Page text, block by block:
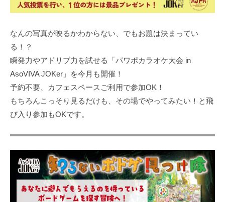
なんの写真が映るかわからない、でもお題は決まってい
る！？
瞬発力やアドリブ力を試せる「パワポカラオケ大会 in
AsoVIVA JOKer」を今月も開催！
予約不要、カフェスペースご利用で参加OK！
もちろんこっそり見るだけも、その場でやってみたい！と飛
び入り参加もOKです。